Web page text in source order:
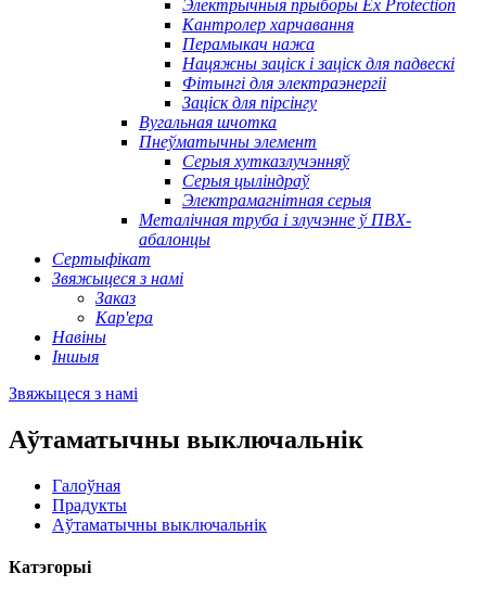
Электрычныя прыборы Ex Protection
Кантролер харчавання
Перамыкач нажа
Нацяжны заціск і заціск для падвескі
Фітынгі для электраэнергіі
Заціск для пірсінгу
Вугальная шчотка
Пнеўматычны элемент
Серыя хутказлучэнняў
Серыя цыліндраў
Электрамагнітная серыя
Металічная труба і злучэнне ў ПВХ-
абалонцы
Сертыфікат
Звяжыцеся з намі
Заказ
Кар'ера
Навіны
Іншыя
Звяжыцеся з намі
Аўтаматычны выключальнік
Галоўная
Прадукты
Аўтаматычны выключальнік
Катэгорыі